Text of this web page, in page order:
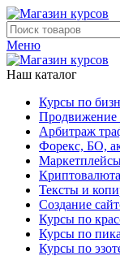
Меню
Наш каталог
Курсы по
Продвижение
Арбитраж
Форекс, БО,
Криптовалюта
Тексты и
Создание
Курсы по
Курсы по
Курсы по